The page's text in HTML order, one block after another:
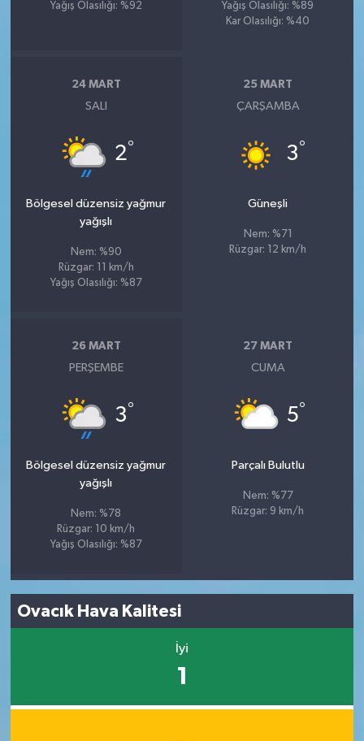
Yağış Olasılığı: %92
Yağış Olasılığı: %89
Kar Olasılığı: %40
24 MART
SALI
2°
Bölgesel düzensiz yağmur
yağışlı
Nem: %90
Rüzgar: 11 km/h
Yağış Olasılığı: %87
25 MART
ÇARŞAMBA
3°
Güneşli
Nem: %71
Rüzgar: 12 km/h
26 MART
PERŞEMBE
3°
Bölgesel düzensiz yağmur
yağışlı
Nem: %78
Rüzgar: 10 km/h
Yağış Olasılığı: %87
27 MART
CUMA
5°
Parçalı Bulutlu
Nem: %77
Rüzgar: 9 km/h
Ovacık Hava Kalitesi
İyi
1